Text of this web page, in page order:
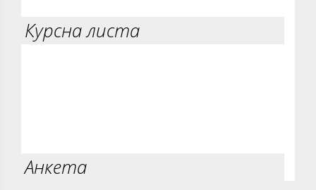
Курсна листа
Анкета